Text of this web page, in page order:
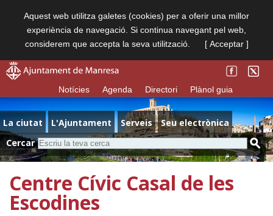
Aquest web utilitza galetes (cookies) per a oferir una millor
experiència de navegació. Si continua navegant pel web,
considerem que accepta la seva utilització.
[ Acceptar ]
Notícies Agenda Directori Plànol guia
La ciutat L'Ajuntament Serveis
Seu electrònica
Cercar
Centre Cívic Casal de les
Escodines